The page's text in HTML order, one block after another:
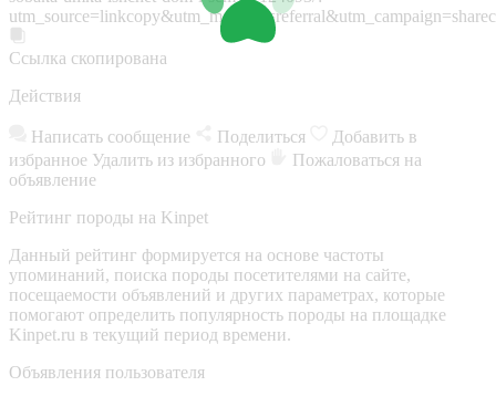
Ссылка скопирована
Действия
Написать сообщение Поделиться
Добавить в
избранное Удалить из избранного
Пожаловаться на
объявление
Рейтинг породы на Kinpet
Данный рейтинг формируется на основе частоты
упоминаний, поиска породы посетителями на сайте,
посещаемости объявлений и других параметрах, которые
помогают определить популярность породы на площадке
Kinpet.ru в текущий период времени.
Объявления пользователя